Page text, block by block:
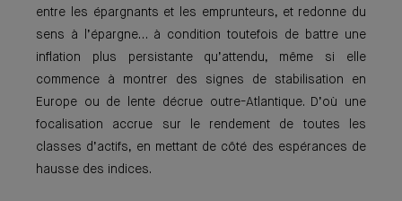
entre les épargnants et les emprunteurs, et redonne du
sens à l’épargne… à condition toutefois de battre une
inflation plus persistante qu’attendu, même si elle
commence à montrer des signes de stabilisation en
Europe ou de lente décrue outre-Atlantique. D’où une
focalisation accrue sur le rendement de toutes les
classes d’actifs, en mettant de côté des espérances de
hausse des indices.